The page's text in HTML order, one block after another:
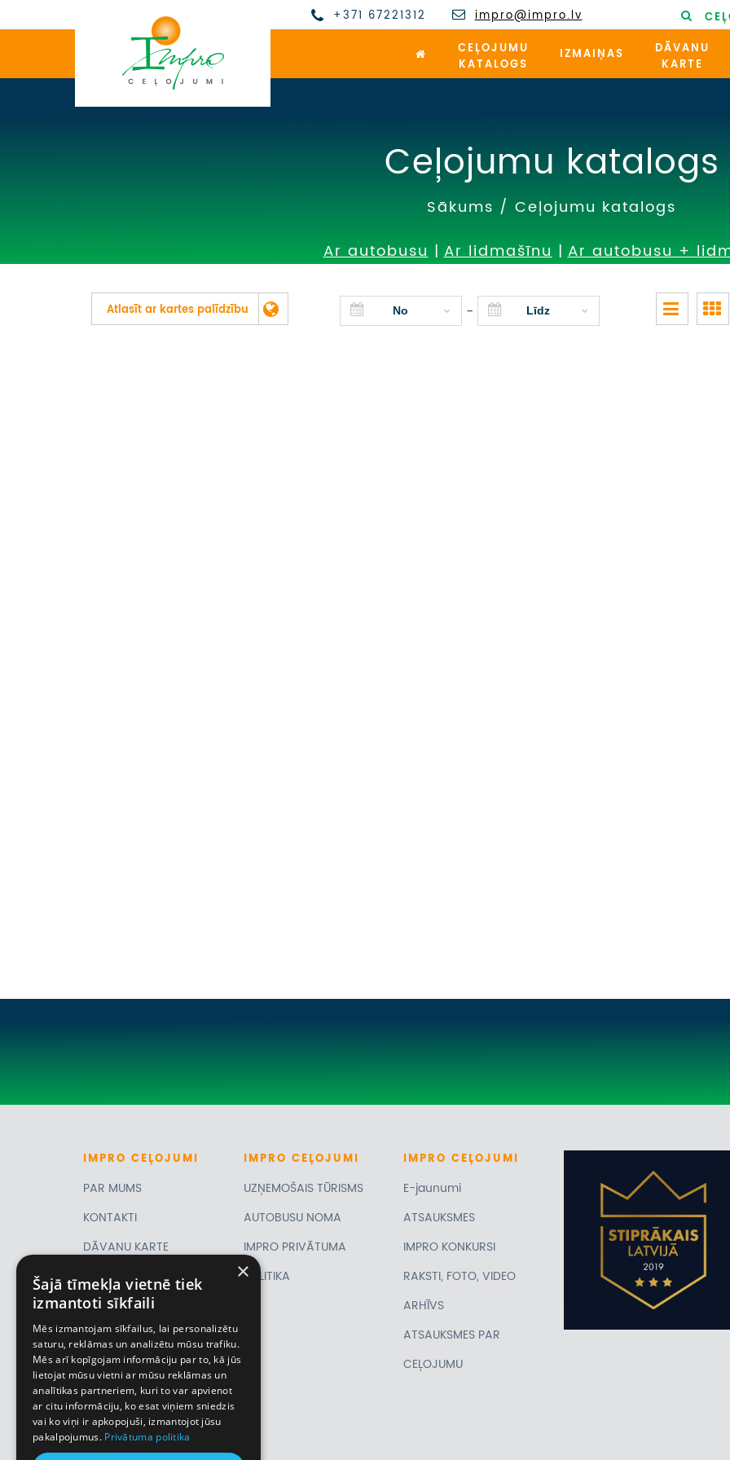
+371 67221312 impro@impro.lv
CEĻOJUMU
KATALOGS
IZMAIŅAS
DĀVANU
KARTE
Ceļojumu katalogs
Sākums / Ceļojumu katalogs
Ar autobusu| Ar lidmašīnu| Ar autobusu +
Atlasīt ar kartes palīdzību -
IMPRO CEĻOJUMI
PAR MUMS
KONTAKTI
DĀVANU KARTE
PIRMSLĪGUMA
INFORMĀCIJA, KLIENTA
LĪGUMS,
CEĻOJUMU
APDROŠINĀŠANA
VĪZU ANKETAS
Piemiņas istaba
IMPRO CEĻOJUMI
UZŅEMOŠAIS TŪRISMS
AUTOBUSU NOMA
IMPRO PRIVĀTUMA
POLITIKA
IMPROCEĻOJUMI
E-jaunumi
ATSAUKSMES
IMPRO KONKURSI
RAKSTI, FOTO, VIDEO
ARHĪVS
ATSAUKSMES PAR
CEĻOJUMU
×
Šajā tīmekļa vietnē tiek
izmantoti sīkfaili
Mēs izmantojam sīkfailus, lai personalizētu
saturu, reklāmas un analizētu mūsu trafiku.
Mēs arī kopīgojam informāciju par to, kā jūs
lietojat mūsu vietni ar mūsu reklāmas un
analītikas partneriem, kuri to var apvienot
ar citu informāciju, ko esat viņiem sniedzis
vai ko viņi ir apkopojuši, izmantojot jūsu
pakalpojumus. Privātuma politika